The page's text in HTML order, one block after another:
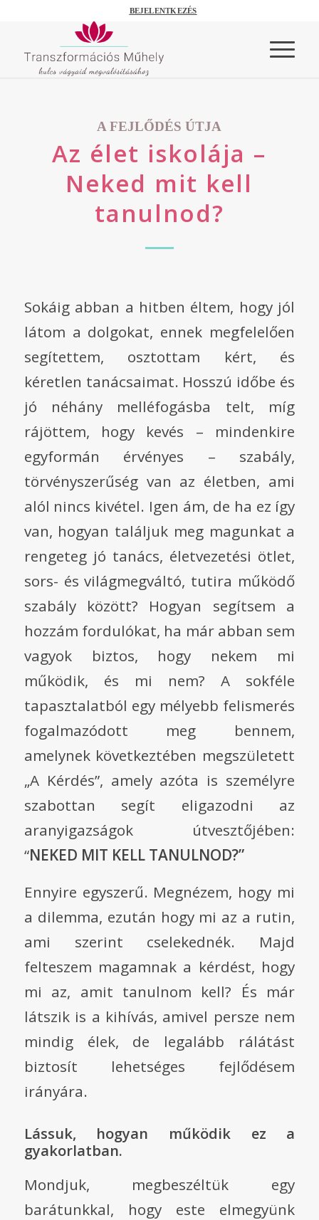
BEJELENTKEZÉS
A FEJLŐDÉS ÚTJA
Az élet iskolája –
Neked mit kell
tanulnod?
Sokáig abban a hitben éltem, hogy jól
látom a dolgokat, ennek megfelelően
segítettem, osztottam kért, és
kéretlen tanácsaimat. Hosszú időbe és
jó néhány melléfogásba telt, míg
rájöttem, hogy kevés – mindenkire
egyformán érvényes – szabály,
törvényszerűség van az életben, ami
alól nincs kivétel. Igen ám, de ha ez így
van, hogyan találjuk meg magunkat a
rengeteg jó tanács, életvezetési ötlet,
sors- és világmegváltó, tutira működő
szabály között? Hogyan segítsem a
hozzám fordulókat, ha már abban sem
vagyok biztos, hogy nekem mi
működik, és mi nem? A sokféle
tapasztalatból egy mélyebb felismerés
fogalmazódott meg bennem,
amelynek következtében megszületett
„A Kérdés”, amely azóta is személyre
szabottan segít eligazodni az
aranyigazságok útvesztőjében:
“NEKED MIT KELL TANULNOD?”
Ennyire egyszerű. Megnézem, hogy mi
a dilemma, ezután hogy mi az a rutin,
ami szerint cselekednék. Majd
felteszem magamnak a kérdést, hogy
mi az, amit tanulnom kell? És már
látszik is a kihívás, amivel persze nem
mindig élek, de legalább rálátást
biztosít lehetséges fejlődésem
irányára.
Lássuk, hogyan működik ez a
gyakorlatban.
Mondjuk, megbeszéltük egy
barátunkkal, hogy este elmegyünk